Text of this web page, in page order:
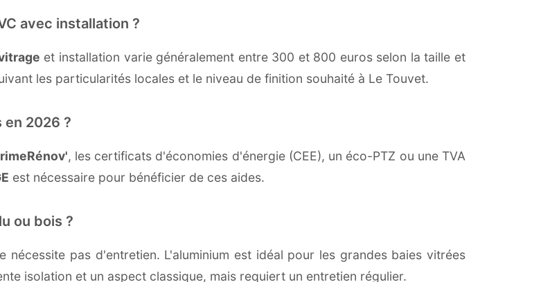
avec installation ?
et installation varie généralement entre 300 et 800 euros selon la taille et
les particularités locales et le niveau de finition souhaité à Le Touvet.
2026 ?
, les certificats d'économies d'énergie (CEE), un éco-PTZ ou une TVA
est nécessaire pour bénéficier de ces aides.
ou bois ?
pas d'entretien. L'aluminium est idéal pour les grandes baies vitrées
isolation et un aspect classique, mais requiert un entretien régulier.